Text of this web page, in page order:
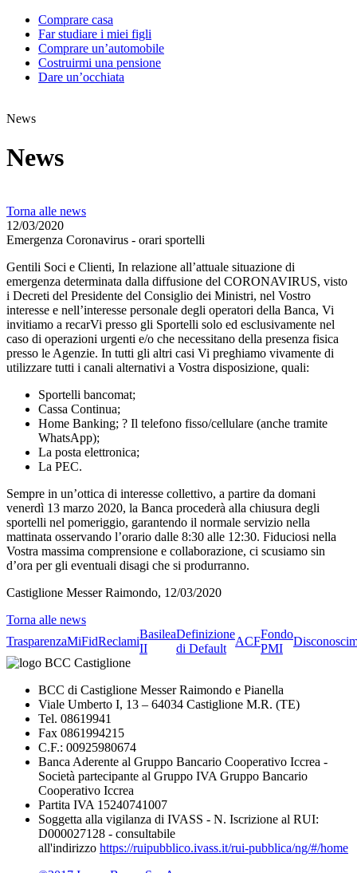
Comprare casa
Far studiare i miei figli
Comprare un’automobile
Costruirmi una pensione
Dare un’occhiata
News
News
Torna alle news
12/03/2020
Emergenza Coronavirus - orari sportelli
Gentili Soci e Clienti, In relazione all’attuale situazione di
emergenza determinata dalla diffusione del CORONAVIRUS, visto
i Decreti del Presidente del Consiglio dei Ministri, nel Vostro
interesse e nell’interesse personale degli operatori della Banca, Vi
invitiamo a recarVi presso gli Sportelli solo ed esclusivamente nel
caso di operazioni urgenti e/o che necessitano della presenza fisica
presso le Agenzie. In tutti gli altri casi Vi preghiamo vivamente di
utilizzare tutti i canali alternativi a Vostra disposizione, quali:
Sportelli bancomat;
Cassa Continua;
Home Banking; ? Il telefono fisso/cellulare (anche tramite
WhatsApp);
La posta elettronica;
La PEC.
Sempre in un’ottica di interesse collettivo, a partire da domani
venerdì 13 marzo 2020, la Banca procederà alla chiusura degli
sportelli nel pomeriggio, garantendo il normale servizio nella
mattinata osservando l’orario dalle 8:30 alle 12:30. Fiduciosi nella
Vostra massima comprensione e collaborazione, ci scusiamo sin
d’ora per gli eventuali disagi che si produrranno.
Castiglione Messer Raimondo, 12/03/2020
Torna alle news
TrasparenzaMiFidReclami
Basilea
II
Definizione
di Default
ACF
Fondo
PMI
BCC di Castiglione Messer Raimondo e Pianella
Viale Umberto I, 13 – 64034 Castiglione M.R. (TE)
Tel. 08619941
Fax 0861994215
C.F.: 00925980674
Banca Aderente al Gruppo Bancario Cooperativo Iccrea -
Società partecipante al Gruppo IVA Gruppo Bancario
Cooperativo Iccrea
Partita IVA 15240741007
Soggetta alla vigilanza di IVASS - N. Iscrizione al RUI:
D000027128 - consultabile
all'indirizzo https://ruipubblico.ivass.it/rui-pubblica/ng/#/home